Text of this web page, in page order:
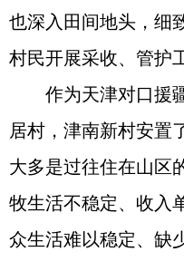
也深入田间地头，细
村民开展采收、管护
作为天津对口援
居村，津南新村安置
大多是过往住在山区
牧生活不稳定、收入
众生活难以稳定、缺